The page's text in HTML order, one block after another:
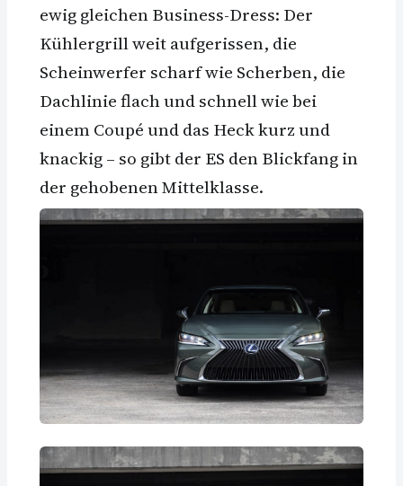
ewig gleichen Business-Dress: Der
Kühlergrill weit aufgerissen, die
Scheinwerfer scharf wie Scherben, die
Dachlinie flach und schnell wie bei
einem Coupé und das Heck kurz und
knackig – so gibt der ES den Blickfang in
der gehobenen Mittelklasse.